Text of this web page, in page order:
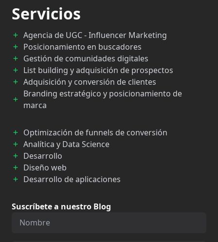
Servicios
Agencia de UGC - Influencer Marketing
Posicionamiento en buscadores
Gestión de comunidades digitales
List building y adquisición de prospectos
Adquisición y conversión de clientes
Branding estratégico y posicionamiento de
marca
Optimización de funnels de conversión
Analítica y Data Science
Desarrollo
Diseño web
Desarrollo de aplicaciones
Suscríbete a nuestro Blog